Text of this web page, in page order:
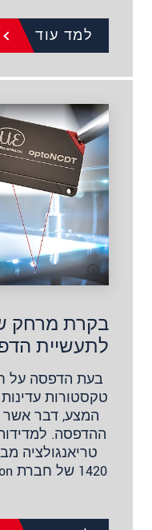
למד עוד
בקרת מרחק
לתעשיית
בעת הדפסה על
טקסטורות
המצע, דבר אשר
ההדפסה.